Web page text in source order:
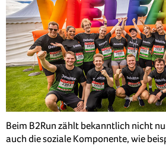
Beim B2Run zählt bekanntlich nicht
auch die soziale Komponente, wie